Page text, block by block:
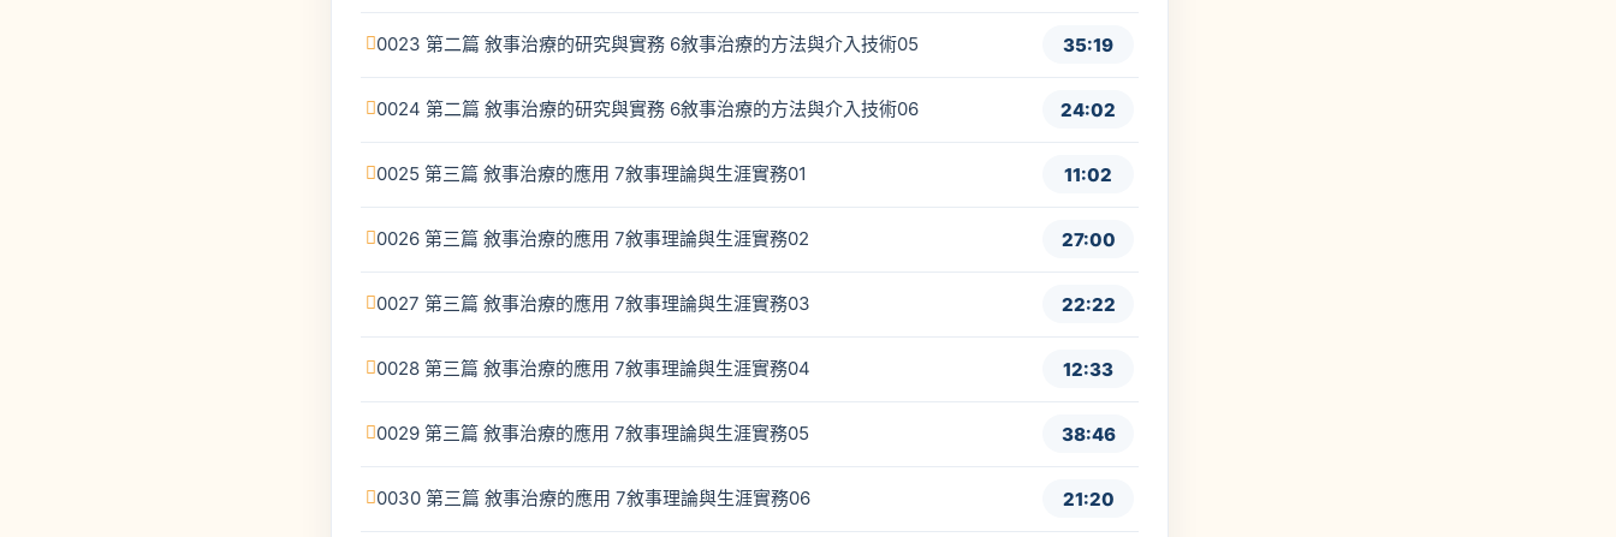
0023 第二篇 敘事治療的研究與實務 6敘事治療的方法與介入技術05 35:19
0024 第二篇 敘事治療的研究與實務 6敘事治療的方法與介入技術06 24:02
0025 第三篇 敘事治療的應用 7敘事理論與生涯實務01 11:02
0026 第三篇 敘事治療的應用 7敘事理論與生涯實務02 27:00
0027 第三篇 敘事治療的應用 7敘事理論與生涯實務03 22:22
0028 第三篇 敘事治療的應用 7敘事理論與生涯實務04 12:33
0029 第三篇 敘事治療的應用 7敘事理論與生涯實務05 38:46
0030 第三篇 敘事治療的應用 7敘事理論與生涯實務06 21:20